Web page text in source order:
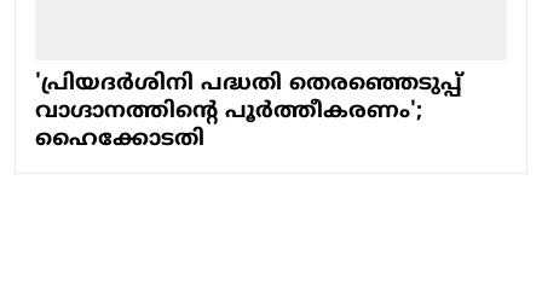
'പ്രിയദർശിനി പദ്ധതി തെരഞ്ഞെടുപ്പ്
വാഗ്ദാനത്തിന്റെ പൂർത്തീകരണം';
ഹൈക്കോടതി